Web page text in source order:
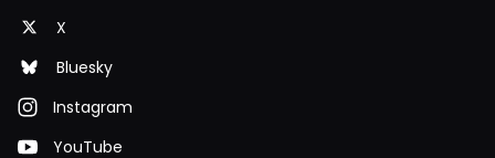
X
Bluesky
Instagram
YouTube